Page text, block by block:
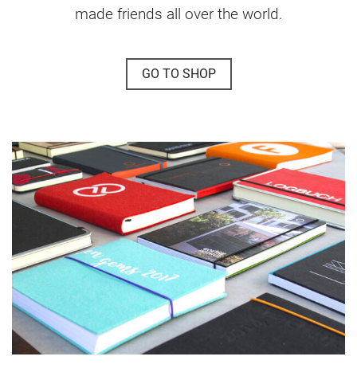
made friends all over the world.
GO TO SHOP